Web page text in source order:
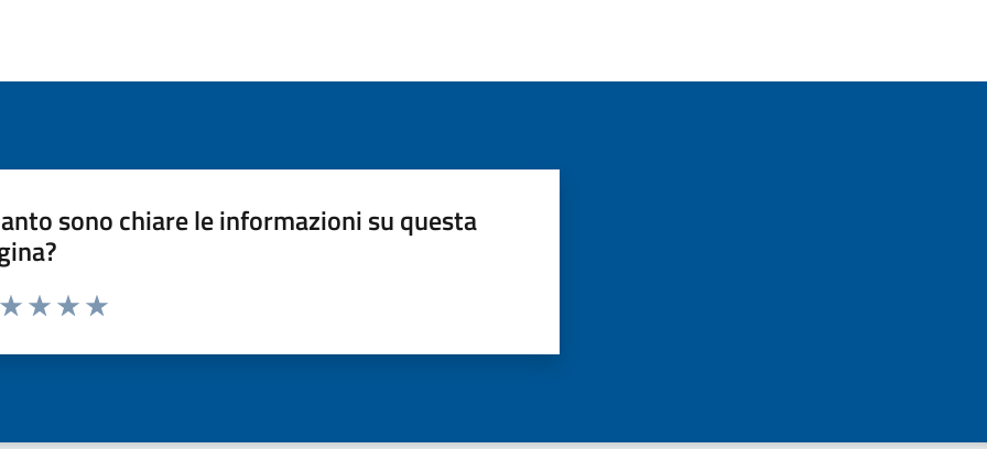
sono chiare le informazioni su questa
da 1 a 5 stelle la pagina